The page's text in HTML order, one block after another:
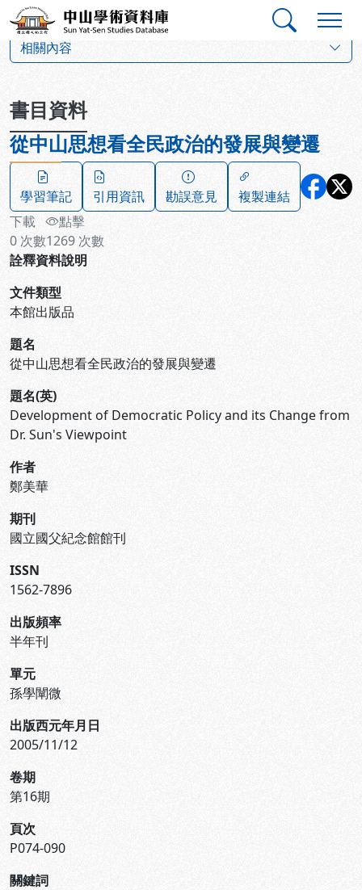
跳到主要內容
中山學術資料庫
相關內容
書目資料
從中山思想看全民政治的發展與變遷
學習筆記 引用資訊 勘誤意見
複製連結
下載
0 次數
點擊
1269 次數
詮釋資料說明
文件類型
本館出版品
題名
從中山思想看全民政治的發展與變遷
題名(英)
Development of Democratic Policy and its Change from
Dr. Sun's Viewpoint
作者
鄭美華
期刊
國立國父紀念館館刊
ISSN
1562-7896
出版頻率
半年刊
單元
孫學闡微
出版西元年月日
2005/11/12
卷期
第16期
頁次
P074-090
關鍵詞